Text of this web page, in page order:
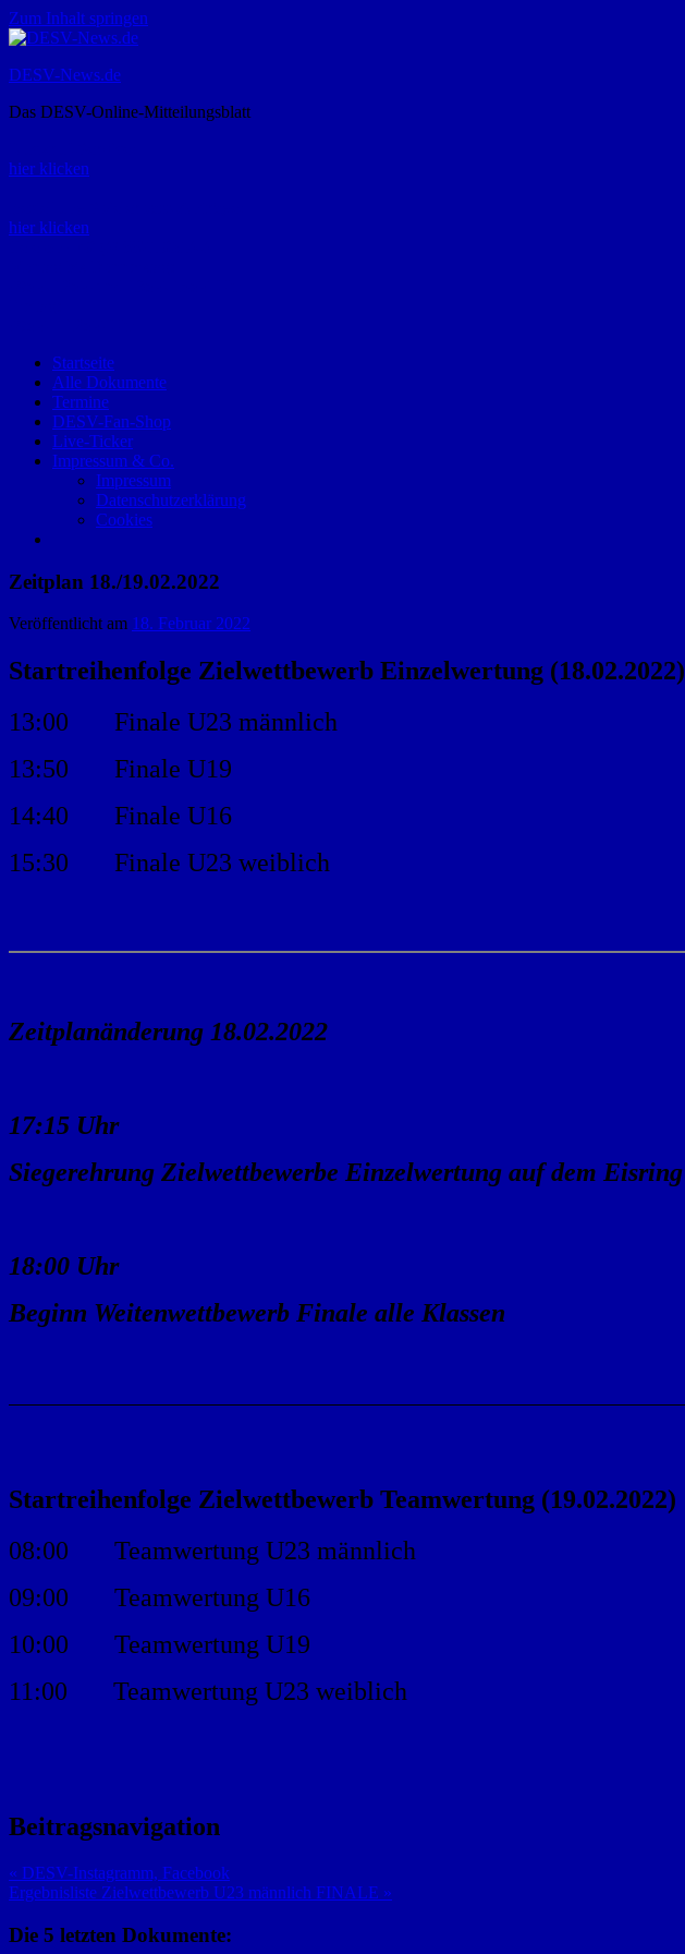
Zum Inhalt springen
DESV-News.de
Das DESV-Online-Mitteilungsblatt
hier klicken
hier klicken
Startseite
Alle Dokumente
Termine
DESV-Fan-Shop
Live-Ticker
Impressum & Co.
Impressum
Datenschutzerklärung
Cookies
Zeitplan 18./19.02.2022
Veröffentlicht am 18. Februar 2022
Startreihenfolge Zielwettbewerb Einzelwertung (18.02.2022)
13:00 Finale U23 männlich
13:50 Finale U19
14:40 Finale U16
15:30 Finale U23 weiblich
Zeitplanänderung 18.02.2022
17:15 Uhr
Siegerehrung Zielwettbewerbe Einzelwertung auf dem Eisring
18:00 Uhr
Beginn Weitenwettbewerb Finale alle Klassen
Startreihenfolge Zielwettbewerb Teamwertung (19.02.2022)
08:00 Teamwertung U23 männlich
09:00 Teamwertung U16
10:00 Teamwertung U19
11:00 Teamwertung U23 weiblich
Beitragsnavigation
« DESV-Instagramm, Facebook
Ergebnisliste Zielwettbewerb U23 männlich FINALE »
Die 5 letzten Dokumente: